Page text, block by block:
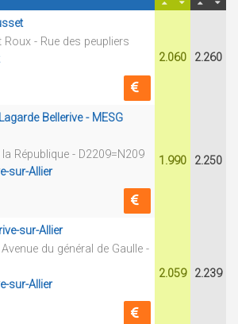
Roux - Rue des peupliers
2.060 2.260
Bellerive - MESG
République - D2209=N209
sur-Allier
1.990 2.250
sur-Allier
du général de Gaulle -
sur-Allier
2.059 2.239